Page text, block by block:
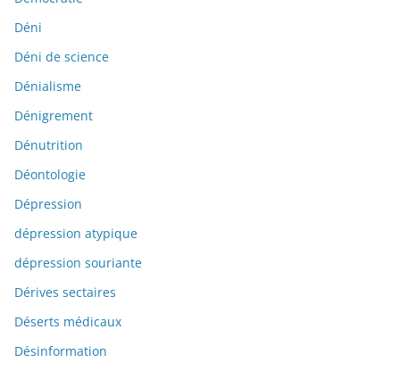
Déni
Déni de science
Dénialisme
Dénigrement
Dénutrition
Déontologie
Dépression
dépression atypique
dépression souriante
Dérives sectaires
Déserts médicaux
Désinformation